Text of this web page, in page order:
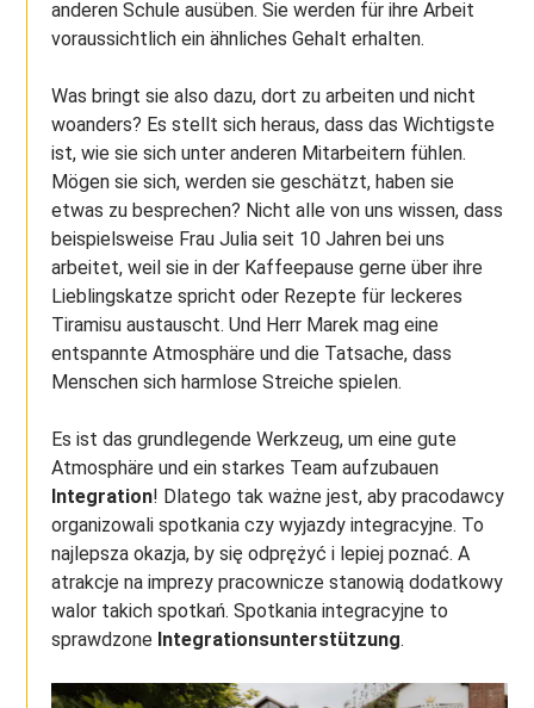
anderen Schule ausüben. Sie werden für ihre Arbeit
voraussichtlich ein ähnliches Gehalt erhalten.
Was bringt sie also dazu, dort zu arbeiten und nicht
woanders? Es stellt sich heraus, dass das Wichtigste
ist, wie sie sich unter anderen Mitarbeitern fühlen.
Mögen sie sich, werden sie geschätzt, haben sie
etwas zu besprechen? Nicht alle von uns wissen, dass
beispielsweise Frau Julia seit 10 Jahren bei uns
arbeitet, weil sie in der Kaffeepause gerne über ihre
Lieblingskatze spricht oder Rezepte für leckeres
Tiramisu austauscht. Und Herr Marek mag eine
entspannte Atmosphäre und die Tatsache, dass
Menschen sich harmlose Streiche spielen.
Es ist das grundlegende Werkzeug, um eine gute
Atmosphäre und ein starkes Team aufzubauen
Integration! Dlatego tak ważne jest, aby pracodawcy
organizowali spotkania czy wyjazdy integracyjne. To
najlepsza okazja, by się odprężyć i lepiej poznać. A
atrakcje na imprezy pracownicze stanowią dodatkowy
walor takich spotkań. Spotkania integracyjne to
sprawdzone Integrationsunterstützung.